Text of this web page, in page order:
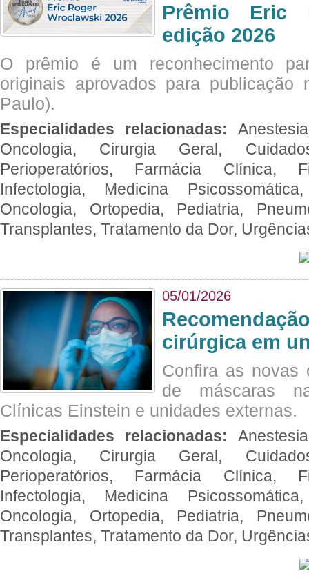
Prêmio Eric
edição 2026
O prêmio é um reconhecimento
originais aprovados para publicação
Paulo).
Especialidades relacionadas:
Oncologia, Cirurgia Geral,
Perioperatórios, Farmácia Clínica,
Infectologia, Medicina
Oncologia, Ortopedia, Pediatria,
Transplantes, Tratamento da Dor,
05/01/2026
cirúrgica em
Confira as novas
de máscaras
Clínicas Einstein e unidades externas.
Especialidades relacionadas:
Oncologia, Cirurgia Geral,
Perioperatórios, Farmácia Clínica,
Infectologia, Medicina
Oncologia, Ortopedia, Pediatria,
Transplantes, Tratamento da Dor,